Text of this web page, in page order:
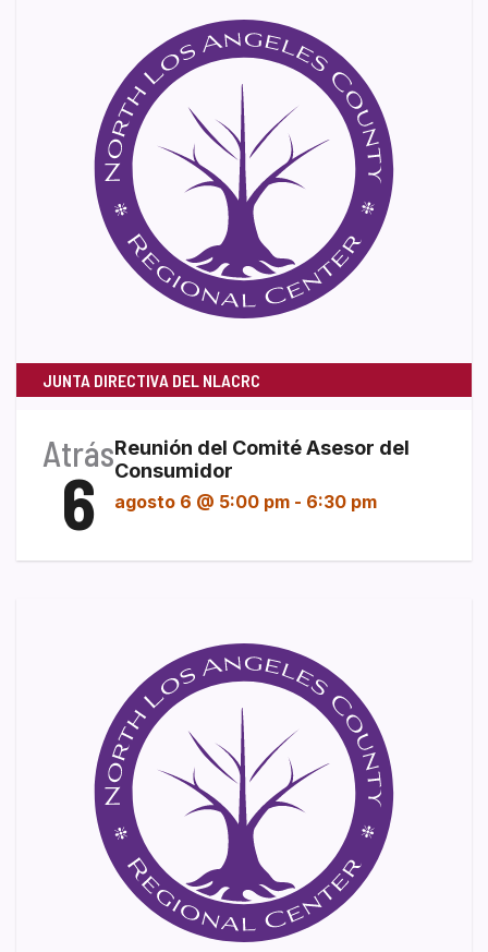
JUNTA DIRECTIVA DEL NLACRC
Atrás
6
Reunión del Comité Asesor del
Consumidor
agosto 6 @ 5:00 pm - 6:30 pm